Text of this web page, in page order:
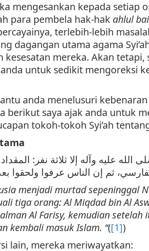
mengesankan kepada setiap
para pembela hak-hak ahlul
terlebih-lebih
dagangan utama agama
kesesatan mereka. Akan tetapi,
untuk sedikit mengoreksi
anda menelusuri
berikut saya ajak anda untuk
tokoh-tokoh Syi’ah
الله عليه وآله إلا ثلاثة نفر:
menjadi murtad sepeninggal
tiga orang: Al Miqdad bin Al
Al Farisy, kemudian
kembali masuk Islam. “([1])
lain, mereka meriwayatkan: